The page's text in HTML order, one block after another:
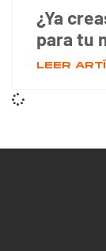
¿Ya
para tu
LEER